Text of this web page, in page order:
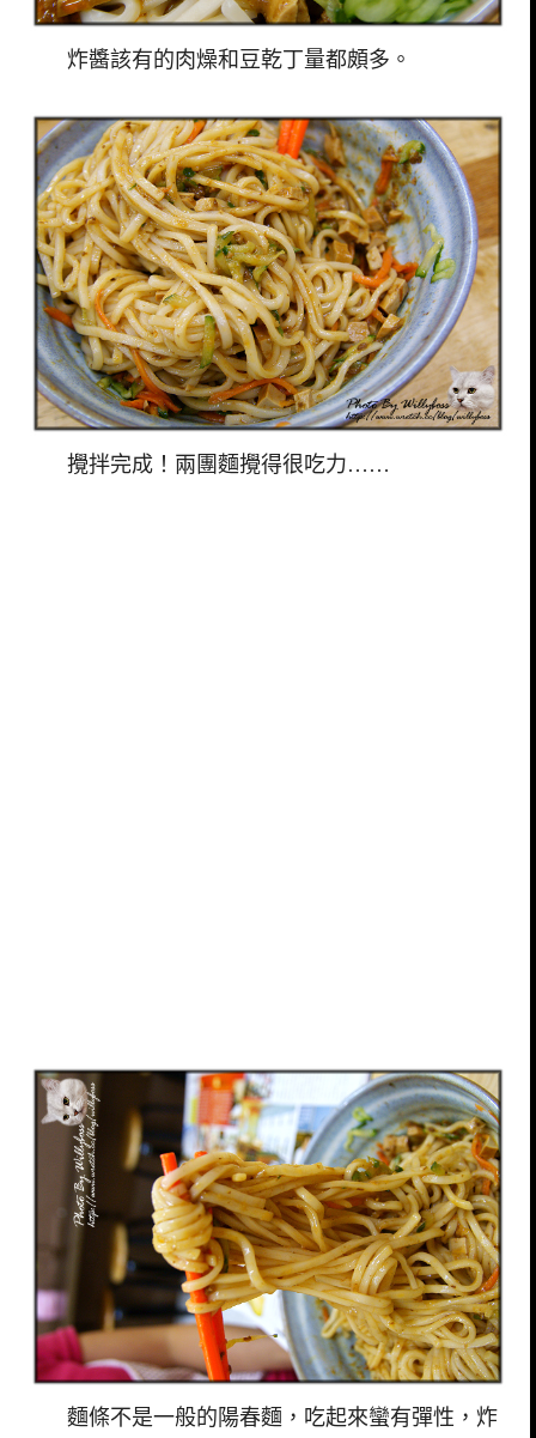
炸醬該有的肉燥和豆乾丁量都頗多。
攪拌完成！兩團麵攪得很吃力……
麵條不是一般的陽春麵，吃起來蠻有彈性，炸